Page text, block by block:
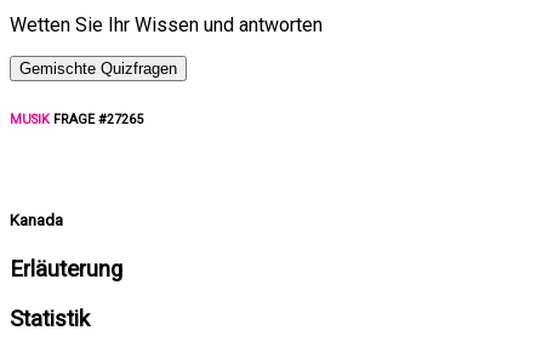
Wetten Sie Ihr Wissen und antworten
Gemischte Quizfragen
MUSIKFRAGE #27265
Kanada
Erläuterung
Statistik